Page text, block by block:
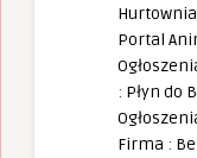
Portal
: Płyn do
Firma :